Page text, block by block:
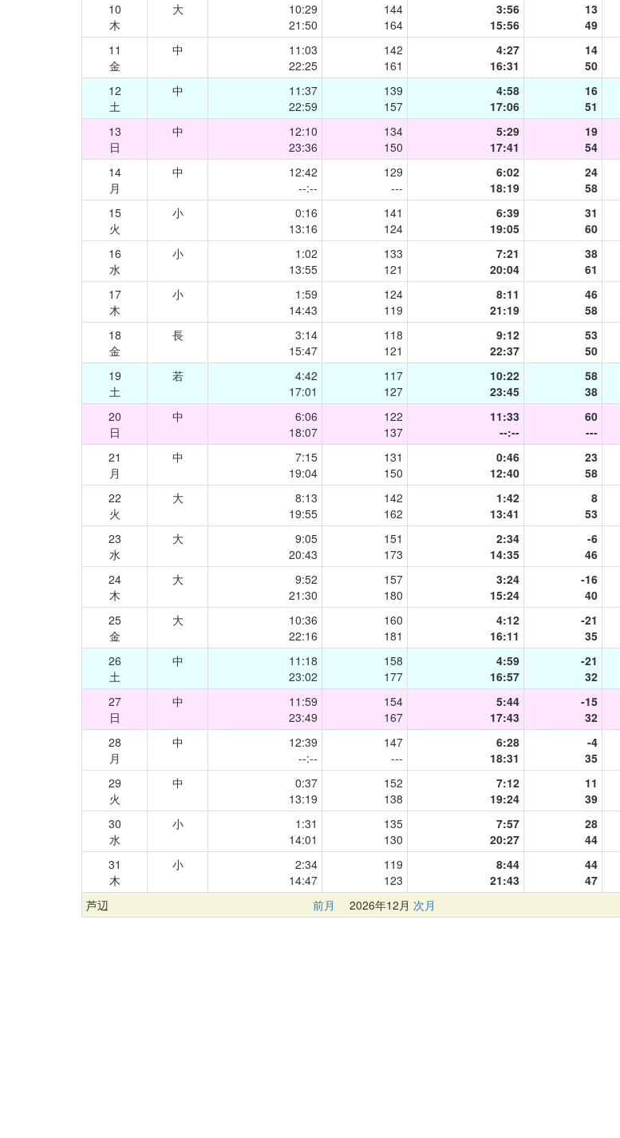
10
木
大
10:29
21:50
144
164
3:56
15:56
13
49
11
金
中
11:03
22:25
142
161
4:27
16:31
14
50
12
土
中
11:37
22:59
139
157
4:58
17:06
16
51
13
日
中
12:10
23:36
134
150
5:29
17:41
19
54
14
月
中
12:42
--:--
129
---
6:02
18:19
24
58
15
火
小
0:16
13:16
141
124
6:39
19:05
31
60
16
水
小
1:02
13:55
133
121
7:21
20:04
38
61
17
木
小
1:59
14:43
124
119
8:11
21:19
46
58
18
金
長
3:14
15:47
118
121
9:12
22:37
53
50
19
土
若
4:42
17:01
117
127
10:22
23:45
58
38
20
日
中
6:06
18:07
122
137
11:33
--:--
60
---
21
月
中
7:15
19:04
131
150
0:46
12:40
23
58
22
火
大
8:13
19:55
142
162
1:42
13:41
8
53
23
水
大
9:05
20:43
151
173
2:34
14:35
-6
46
24
木
大
9:52
21:30
157
180
3:24
15:24
-16
40
25
金
大
10:36
22:16
160
181
4:12
16:11
-21
35
26
土
中
11:18
23:02
158
177
4:59
16:57
-21
32
27
日
中
11:59
23:49
154
167
5:44
17:43
-15
32
28
月
中
12:39
--:--
147
---
6:28
18:31
-4
35
29
火
中
0:37
13:19
152
138
7:12
19:24
11
39
30
水
小
1:31
14:01
135
130
7:57
20:27
28
44
31
木
小
2:34
14:47
119
123
8:44
21:43
44
47
芦辺 前月 2026年12月 次月